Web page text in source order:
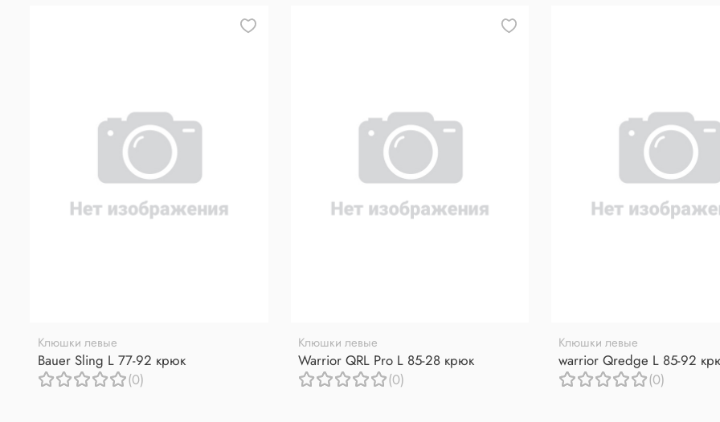
Клюшки левые
Bauer Sling L 77-92 крюк
(0)
Клюшки левые
Warrior QRL Pro L 85-28 крюк
(0)
Клюшки левые
warrior Qredge L 85-92
(0)